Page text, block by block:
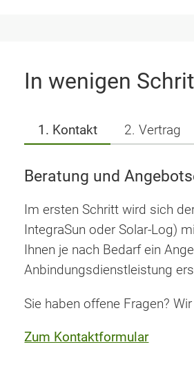
In wenigen
1. Kontakt 2. Vertrag
Beratung und
Im ersten Schritt wird sich
IntegraSun oder Solar-Log)
Ihnen je nach Bedarf ein
Anbindungsdienstleistung
Sie haben offene Fragen?
Zum Kontaktformular